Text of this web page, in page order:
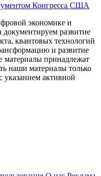
Конгресса США
экономике и
документируем развитие
квантовых технологий
и развитие
материалы принадлежат
наши материалы только
указанием активной